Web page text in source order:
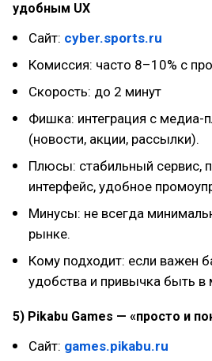
удобным UX
Сайт: cyber.sports.ru
Комиссия: часто 8–10% с
Скорость: до 2 минут
Фишка: интеграция с медиа-
(новости, акции, рассылки).
Плюсы: стабильный сервис,
интерфейс, удобное
Минусы: не всегда
рынке.
Кому подходит: если важен
удобства и привычка быть в
5) Pikabu Games — «просто и
Сайт: games.pikabu.ru